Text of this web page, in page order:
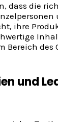
dass die
ihre
Bereich des
und